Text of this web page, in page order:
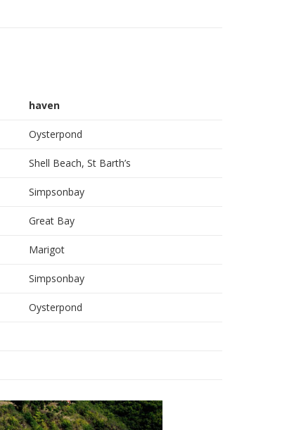
haven
Oysterpond
Shell Beach, St Barth’s
Simpsonbay
Great Bay
Marigot
Simpsonbay
Oysterpond